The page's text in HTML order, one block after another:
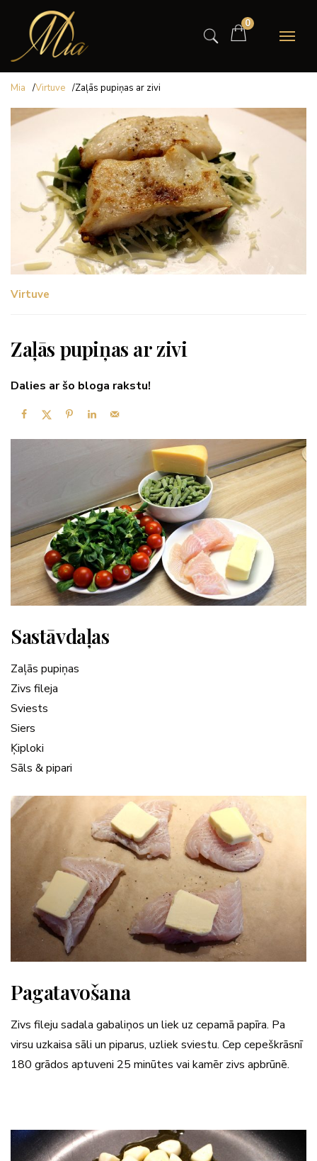
0
Mia /Virtuve /Zaļās pupiņas ar zivi
Virtuve
Zaļās pupiņas ar zivi
Dalies ar šo bloga rakstu!
Sastāvdaļas
Zaļās pupiņas
Zivs fileja
Sviests
Siers
Ķiploki
Sāls & pipari
Pagatavošana
Zivs fileju sadala gabaliņos un liek uz cepamā papīra. Pa
virsu uzkaisa sāli un piparus, uzliek sviestu. Cep cepeškrāsnī
180 grādos aptuveni 25 minūtes vai kamēr zivs apbrūnē.